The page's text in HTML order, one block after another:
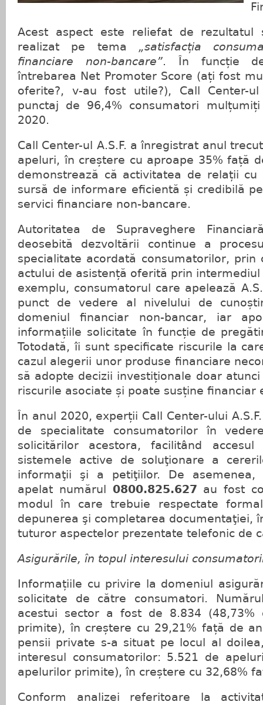
Acest aspect este reliefat de rezultatul
realizat pe tema „satisfacția
financiare non-bancare”. În funcție
întrebarea Net Promoter Score (ați fost
oferite?, v-au fost utile?), Call Center-
punctaj de 96,4% consumatori
2020.
Call Center-ul A.S.F. a înregistrat anul
apeluri, în creștere cu aproape 35% față
demonstrează că activitatea de relații cu
sursă de informare eficientă și credibilă
servici financiare non-bancare.
Autoritatea de Supraveghere
deosebită dezvoltării continue a
specialitate acordată consumatorilor, prin
actului de asistență oferită prin intermediul
exemplu, consumatorul care apelează
punct de vedere al nivelului de
domeniul financiar non-bancar, iar
informațiile solicitate în funcție de
Totodată, îi sunt specificate riscurile la
cazul alegerii unor produse financiare
să adopte decizii investiționale doar
riscurile asociate și poate susține financiar
În anul 2020, experții Call Center-ului
de specialitate consumatorilor în
solicitărilor acestora, facilitând accesul
sistemele active de soluţionare a
informaţii şi a petiţiilor. De asemenea,
apelat numărul 0800.825.627 au fost
modul în care trebuie respectate
depunerea şi completarea documentaţiei,
tuturor aspectelor prezentate telefonic de
Asigurările, în topul interesului
Informațiile cu privire la domeniul
solicitate de către consumatori.
acestui sector a fost de 8.834 (48,73%
primite), în creștere cu 29,21% față de
pensii private s-a situat pe locul al
interesul consumatorilor: 5.521 de
apelurilor primite), în creștere cu 32,68%
Conform analizei referitoare la